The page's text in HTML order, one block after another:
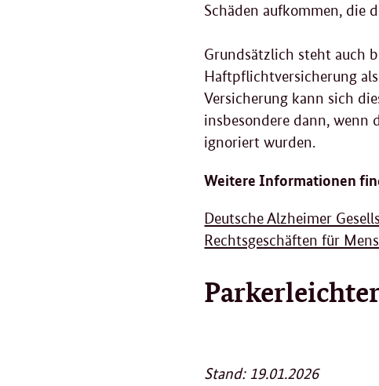
Schäden aufkommen, die
Grundsätzlich steht auch
Haftpflichtversicherung
Versicherung kann sich
insbesondere dann, wenn
ignoriert wurden.
Weitere Informationen
Deutsche Alzheimer
Rechtsgeschäften für
Stand: 19.01.2026